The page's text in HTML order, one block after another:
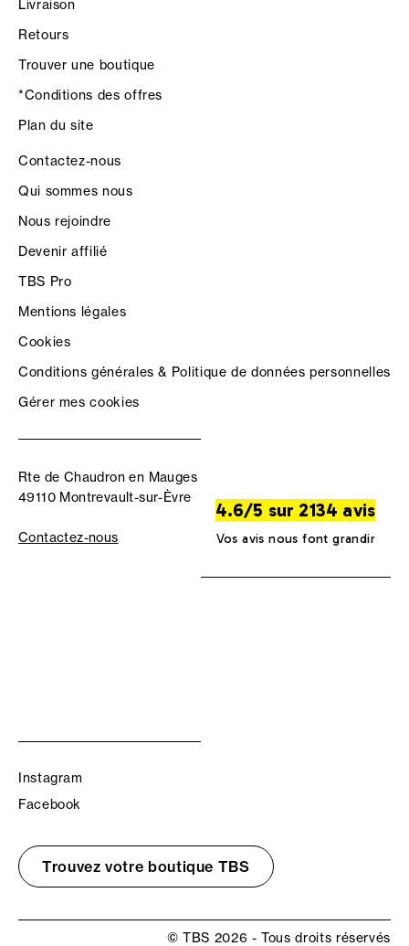
Livraison
Retours
Trouver une boutique
*Conditions des offres
Plan du site
Contactez-nous
Qui sommes nous
Nous rejoindre
Devenir affilié
TBS Pro
Mentions légales
Cookies
Conditions générales & Politique de données personnelles
Gérer mes cookies
Rte de Chaudron en Mauges
49110 Montrevault-sur-Èvre
Contactez-nous
4.6/5 sur 2134 avis
Vos avis nous font grandir
Instagram
Facebook
Trouvez votre boutique TBS
© TBS 2026 - Tous droits réservés